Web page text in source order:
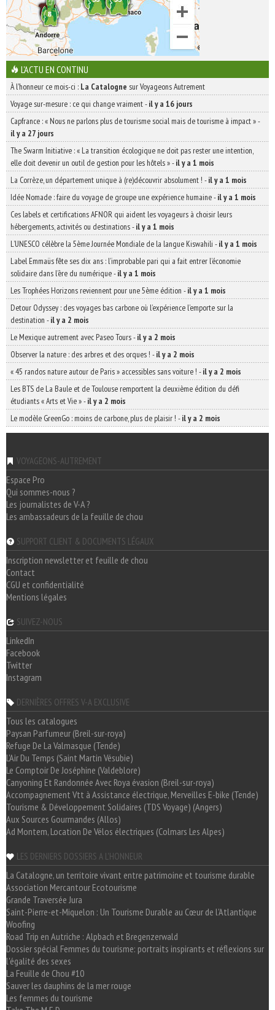
L'ACTU EN CONTINU
À l'honneur ce mois-ci : La Catalogne sur Voyageons Autrement
Voyage sur-mesure : ce qui change vraiment-il y a 16 jours
Capfrance : « Nous ne parlons plus de tourisme social mais de tourisme à impact »-
il y a 27 jours
The Swarm Initiative : « La transition écologique ne doit pas rester une intention,
elle doit devenir un outil de gestion pour les hôtels »-il y a 1 mois
La Corrèze, un département unique à (re)découvrir absolument ! -il y a 1 mois
Idée Nomade : faire du voyage de groupe une expérience humaine-il y a 1 mois
Ces labels et certifications AFNOR qui aident les voyageurs à choisir leurs
hébergements, activités ou destinations-il y a 1 mois
L’UNESCO célèbre la 5ème Journée Mondiale de la langue Kiswahili -il y a 1 mois
Label Emmaüs fête ses dix ans : l’improbable pari qui a fait entrer l’économie
solidaire dans l’ère du numérique-il y a 1 mois
Les Trophées Horizons reviennent pour une 5ème édition -il y a 1 mois
Detour Odyssey : des voyages bas carbone où l’expérience l’emporte sur la
destination -il y a 2 mois
Le Mexique autrement avec Paseo Tours-il y a 2 mois
Observer la nature : des arbres et des orques ! -il y a 2 mois
« 45 randos nature autour de Paris » accessibles sans voiture ! -il y a 2 mois
Les BTS de La Baule et de Toulouse remportent la deuxième édition du défi
étudiants « Arts et Vie »-il y a 2 mois
Le modèle GreenGo : moins de carbone, plus de plaisir ! -il y a 2 mois
VOYAGEONS-AUTREMENT
Espace Pro
Qui sommes-nous ?
Les journalistes de V-A ?
Les ambassadeurs de la feuille de chou
SUPPORT CLIENT & DOCUMENTS LÉGAUX
Inscription newsletter et feuille de chou
Contact
CGU et confidentialité
Mentions légales
SUIVEZ-NOUS
LinkedIn
Facebook
Twitter
Instagram
DERNIÈRES OFFRES V-A EXCLUSIVE
Tous les catalogues
Paysan Parfumeur (Breil-sur-roya)
Refuge De La Valmasque (Tende)
L'Air Du Temps (Saint Martin Vésubie)
Le Comptoir De Joséphine (Valdeblore)
Canyoning Et Randonnée Avec Roya évasion (Breil-sur-roya)
Accompagnement Vtt à Assistance électrique, Merveilles E-bike (Tende)
Tourisme & Développement Solidaires (TDS Voyage) (Angers)
Aux Sources Gourmandes (Allos)
Ad Montem, Location De Vélos électriques (Colmars Les Alpes)
LES DERNIERS DOSSIERS A L'HONNEUR
La Catalogne, un territoire vivant entre patrimoine et tourisme durable
Association Mercantour Ecotourisme
Grande Traversée Jura
Saint-Pierre-et-Miquelon : Un Tourisme Durable au Cœur de l'Atlantique
Woofing
Road Trip en Autriche : Alpbach et Bregenzerwald
Dossier spécial Femmes du tourisme: portraits inspirants et réflexions sur
l'égalité des sexes
La Feuille de Chou #10
Sauver les dauphins de la mer rouge
Les femmes du tourisme